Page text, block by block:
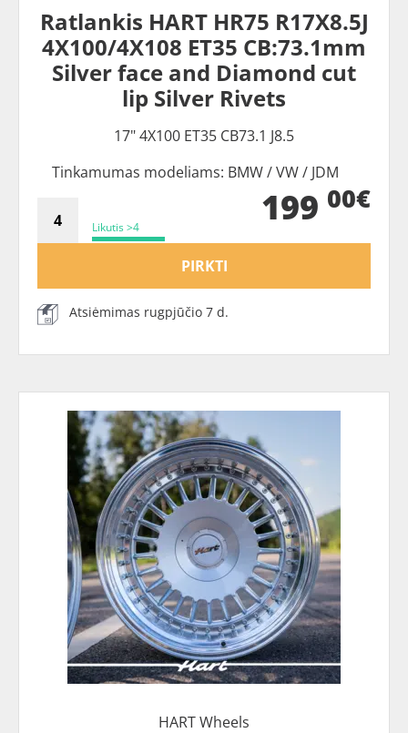
Ratlankis HART HR75 R17X8.5J
4X100/4X108 ET35 CB:73.1mm
Silver face and Diamond cut
lip Silver Rivets
17" 4X100 ET35 CB73.1 J8.5
Tinkamumas modeliams: BMW / VW / JDM
Likutis >4 199 00€
PIRKTI
Atsiėmimas rugpjūčio 7 d.
HART Wheels